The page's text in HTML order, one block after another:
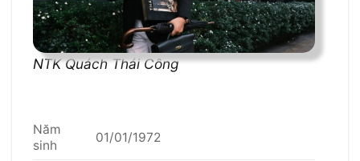
NTK Quách Thái Công
Năm
sinh
01/01/1972